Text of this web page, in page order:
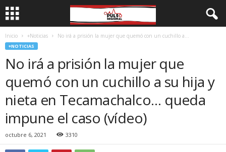
Inicio +Noticias No irá a prisión la mujer que quemó con un cuchillo a...
+NOTICIAS
No irá a prisión la mujer que
quemó con un cuchillo a su hija y
nieta en Tecamachalco… queda
impune el caso (vídeo)
octubre 6, 2021 3310